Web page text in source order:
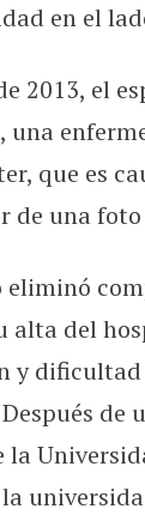
en el
2013, el
que es
una
alta del
y